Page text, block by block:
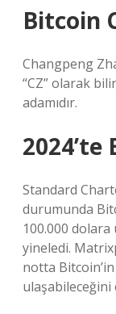
Bitcoin
Changpeng
“CZ” olarak
adamıdır.
Standard
durumunda
100.000
yineledi.
notta